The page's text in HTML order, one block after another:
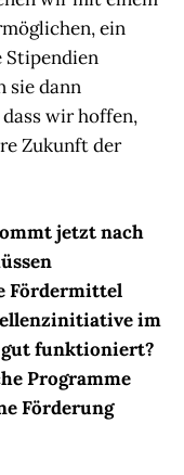
ein
Stipendien
sie dann
wir hoffen,
Zukunft der
jetzt nach
Fördermittel
im
funktioniert?
Programme
Förderung